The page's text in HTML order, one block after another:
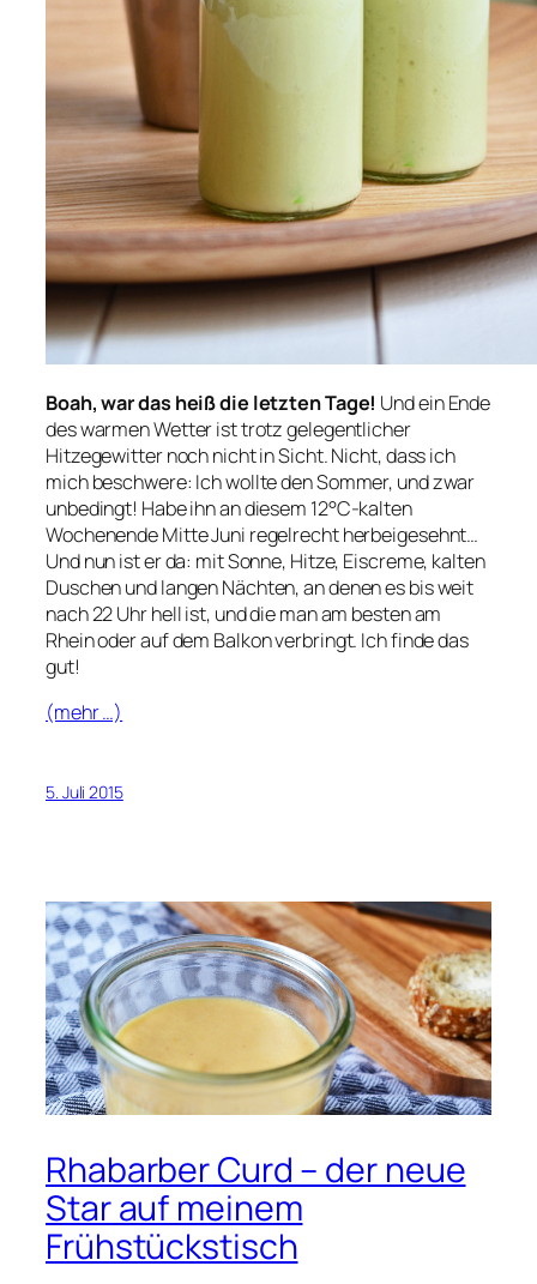
Boah, war das heiß die letzten Tage! Und ein Ende
des warmen Wetter ist trotz gelegentlicher
Hitzegewitter noch nicht in Sicht. Nicht, dass ich
mich beschwere: Ich wollte den Sommer, und zwar
unbedingt! Habe ihn an diesem 12°C-kalten
Wochenende Mitte Juni regelrecht herbeigesehnt…
Und nun ist er da: mit Sonne, Hitze, Eiscreme, kalten
Duschen und langen Nächten, an denen es bis weit
nach 22 Uhr hell ist, und die man am besten am
Rhein oder auf dem Balkon verbringt. Ich finde das
gut!
(mehr …)
5. Juli 2015
Rhabarber Curd – der neue
Star auf meinem
Frühstückstisch